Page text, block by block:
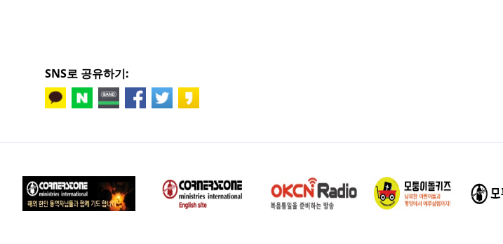
SNS로 공유하기: